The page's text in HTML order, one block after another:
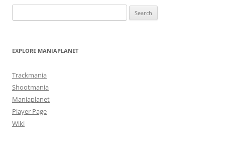
for:
EXPLORE MANIAPLANET
Trackmania
Shootmania
Maniaplanet
Player Page
Wiki